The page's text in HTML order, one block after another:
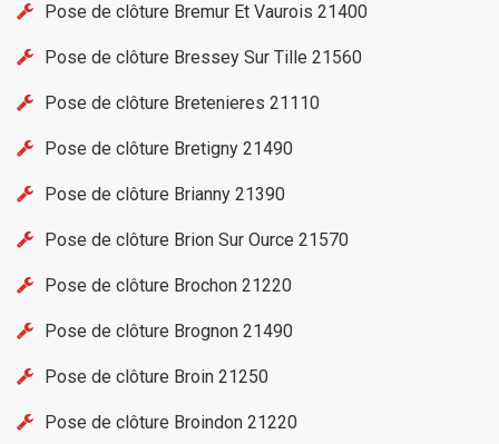
Pose de clôture Bremur Et Vaurois 21400
Pose de clôture Bressey Sur Tille 21560
Pose de clôture Bretenieres 21110
Pose de clôture Bretigny 21490
Pose de clôture Brianny 21390
Pose de clôture Brion Sur Ource 21570
Pose de clôture Brochon 21220
Pose de clôture Brognon 21490
Pose de clôture Broin 21250
Pose de clôture Broindon 21220